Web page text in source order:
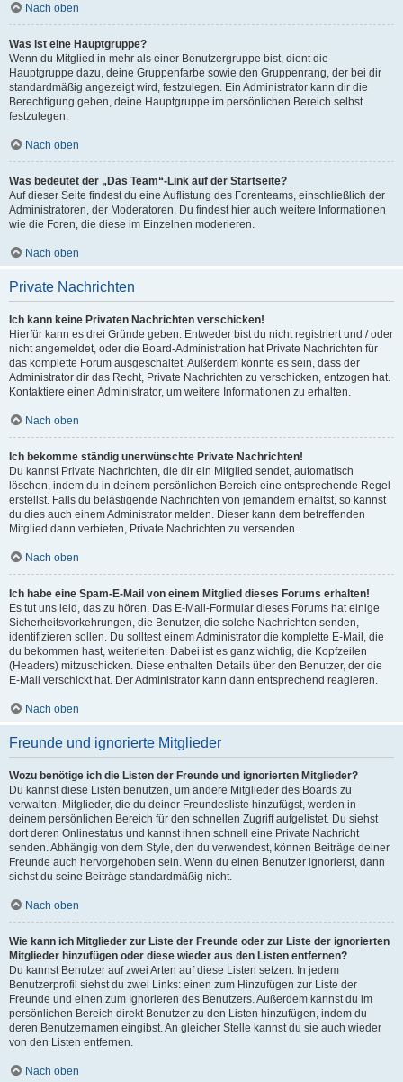
Nach oben
Was ist eine Hauptgruppe?
Wenn du Mitglied in mehr als einer Benutzergruppe bist, dient die
Hauptgruppe dazu, deine Gruppenfarbe sowie den Gruppenrang, der bei dir
standardmäßig angezeigt wird, festzulegen. Ein Administrator kann dir die
Berechtigung geben, deine Hauptgruppe im persönlichen Bereich selbst
festzulegen.
Nach oben
Was bedeutet der „Das Team“-Link auf der Startseite?
Auf dieser Seite findest du eine Auflistung des Forenteams, einschließlich der
Administratoren, der Moderatoren. Du findest hier auch weitere Informationen
wie die Foren, die diese im Einzelnen moderieren.
Nach oben
Private Nachrichten
Ich kann keine Privaten Nachrichten verschicken!
Hierfür kann es drei Gründe geben: Entweder bist du nicht registriert und / oder
nicht angemeldet, oder die Board-Administration hat Private Nachrichten für
das komplette Forum ausgeschaltet. Außerdem könnte es sein, dass der
Administrator dir das Recht, Private Nachrichten zu verschicken, entzogen hat.
Kontaktiere einen Administrator, um weitere Informationen zu erhalten.
Nach oben
Ich bekomme ständig unerwünschte Private Nachrichten!
Du kannst Private Nachrichten, die dir ein Mitglied sendet, automatisch
löschen, indem du in deinem persönlichen Bereich eine entsprechende Regel
erstellst. Falls du belästigende Nachrichten von jemandem erhältst, so kannst
du dies auch einem Administrator melden. Dieser kann dem betreffenden
Mitglied dann verbieten, Private Nachrichten zu versenden.
Nach oben
Ich habe eine Spam-E-Mail von einem Mitglied dieses Forums erhalten!
Es tut uns leid, das zu hören. Das E-Mail-Formular dieses Forums hat einige
Sicherheitsvorkehrungen, die Benutzer, die solche Nachrichten senden,
identifizieren sollen. Du solltest einem Administrator die komplette E-Mail, die
du bekommen hast, weiterleiten. Dabei ist es ganz wichtig, die Kopfzeilen
(Headers) mitzuschicken. Diese enthalten Details über den Benutzer, der die
E-Mail verschickt hat. Der Administrator kann dann entsprechend reagieren.
Nach oben
Freunde und ignorierte Mitglieder
Wozu benötige ich die Listen der Freunde und ignorierten Mitglieder?
Du kannst diese Listen benutzen, um andere Mitglieder des Boards zu
verwalten. Mitglieder, die du deiner Freundesliste hinzufügst, werden in
deinem persönlichen Bereich für den schnellen Zugriff aufgelistet. Du siehst
dort deren Onlinestatus und kannst ihnen schnell eine Private Nachricht
senden. Abhängig von dem Style, den du verwendest, können Beiträge deiner
Freunde auch hervorgehoben sein. Wenn du einen Benutzer ignorierst, dann
siehst du seine Beiträge standardmäßig nicht.
Nach oben
Wie kann ich Mitglieder zur Liste der Freunde oder zur Liste der ignorierten
Mitglieder hinzufügen oder diese wieder aus den Listen entfernen?
Du kannst Benutzer auf zwei Arten auf diese Listen setzen: In jedem
Benutzerprofil siehst du zwei Links: einen zum Hinzufügen zur Liste der
Freunde und einen zum Ignorieren des Benutzers. Außerdem kannst du im
persönlichen Bereich direkt Benutzer zu den Listen hinzufügen, indem du
deren Benutzernamen eingibst. An gleicher Stelle kannst du sie auch wieder
von den Listen entfernen.
Nach oben